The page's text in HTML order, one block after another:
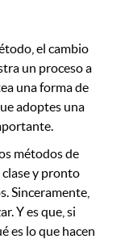
el cambio
un proceso a
una forma de
adoptes una
métodos de
y pronto
Sinceramente,
Y es que, si
es lo que hacen